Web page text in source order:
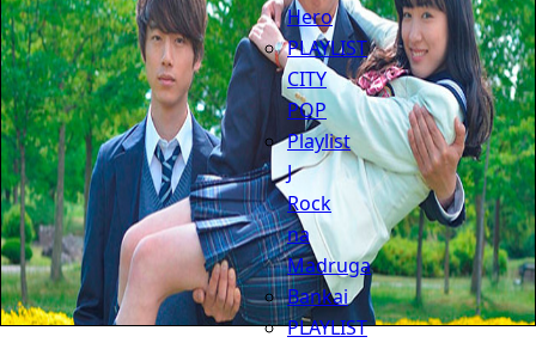
Hero
PLAYLIST
CITY
POP
Playlist
J
Rock
na
Madruga
Bankai
PLAYLIST